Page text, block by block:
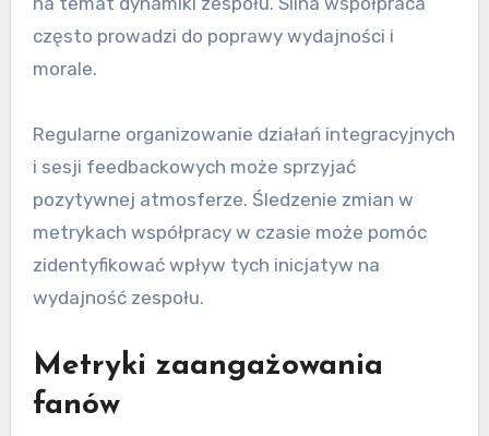
często prowadzi do poprawy wydajności i
morale.
Regularne organizowanie działań integracyjnych
i sesji feedbackowych może sprzyjać
pozytywnej atmosferze. Śledzenie zmian w
metrykach współpracy w czasie może pomóc
zidentyfikować wpływ tych inicjatyw na
wydajność zespołu.
Metryki zaangażowania
fanów